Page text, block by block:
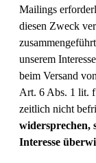
Mailings
diesen Zweck
unserem
beim Versand
Art. 6 Abs. 1 lit.
zeitlich nicht
widersprechen,
Interesse